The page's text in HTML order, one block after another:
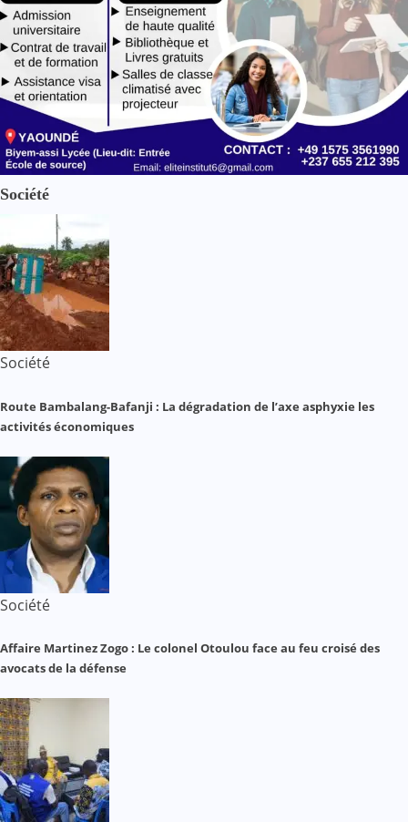
Société
Société
Route Bambalang-Bafanji : La dégradation de l’axe asphyxie les
activités économiques
Société
Affaire Martinez Zogo : Le colonel Otoulou face au feu croisé des
avocats de la défense